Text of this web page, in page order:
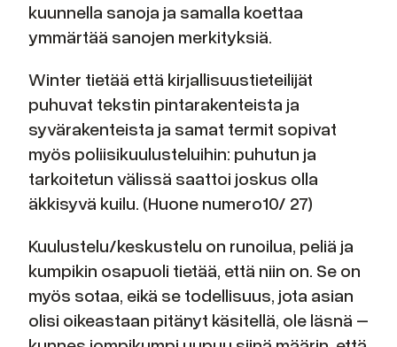
kuunnella sanoja ja samalla koettaa
ymmärtää sanojen merkityksiä.
Winter tietää että kirjallisuustieteilijät
puhuvat tekstin pintarakenteista ja
syvärakenteista ja samat termit sopivat
myös poliisikuulusteluihin: puhutun ja
tarkoitetun välissä saattoi joskus olla
äkkisyvä kuilu. (Huone numero10/ 27)
Kuulustelu/keskustelu on runoilua, peliä ja
kumpikin osapuoli tietää, että niin on. Se on
myös sotaa, eikä se todellisuus, jota asian
olisi oikeastaan pitänyt käsitellä, ole läsnä –